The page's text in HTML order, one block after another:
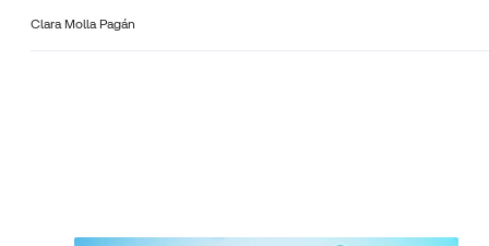
Clara Molla Pagán